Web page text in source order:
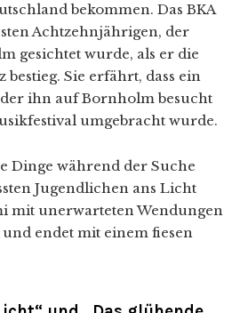
bekommen. Das BKA
Achtzehnjährigen, der
gesichtet wurde, als er die
bestieg. Sie erfährt, dass ein
ihn auf Bornholm besucht
umgebracht wurde.
Dinge während der Suche
Jugendlichen ans Licht
mit unerwarteten Wendungen
endet mit einem fiesen